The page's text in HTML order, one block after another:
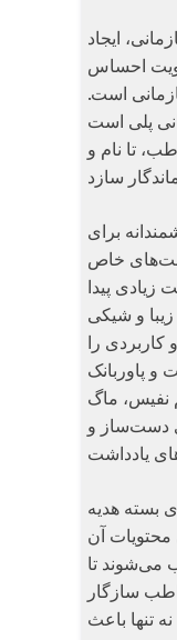
ایجاد
احساس
است.
پلی است
تا نام و
برای
خاص
زیادی پیدا
و شیکی
کاربردی را
و پاوربانک
نفیس، ماگ
دست‌ساز و
بسته هدیه
آن
می‌شوند تا
سازگار
تنها باعث